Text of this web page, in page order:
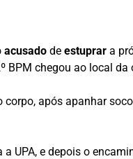
acusado de estuprar a
BPM chegou ao local da
após apanhar
UPA, e depois o